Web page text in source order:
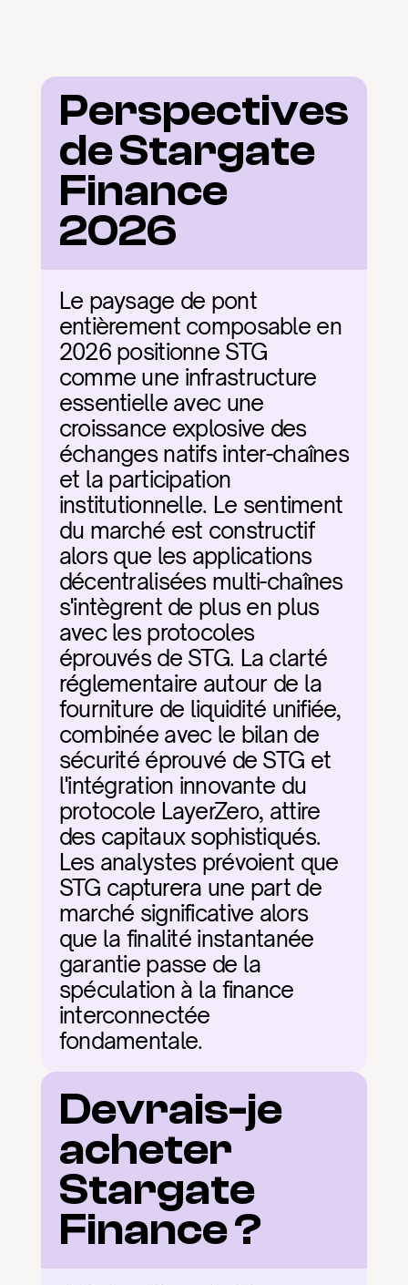
Perspectives
de Stargate
Finance
2026
Le paysage de pont
entièrement composable en
2026 positionne STG
comme une infrastructure
essentielle avec une
croissance explosive des
échanges natifs inter-chaînes
et la participation
institutionnelle. Le sentiment
du marché est constructif
alors que les applications
décentralisées multi-chaînes
s'intègrent de plus en plus
avec les protocoles
éprouvés de STG. La clarté
réglementaire autour de la
fourniture de liquidité unifiée,
combinée avec le bilan de
sécurité éprouvé de STG et
l'intégration innovante du
protocole LayerZero, attire
des capitaux sophistiqués.
Les analystes prévoient que
STG capturera une part de
marché significative alors
que la finalité instantanée
garantie passe de la
spéculation à la finance
interconnectée
fondamentale.
Devrais-je
acheter
Stargate
Finance ?